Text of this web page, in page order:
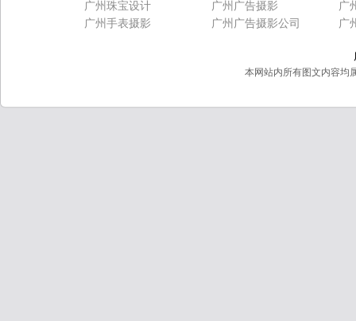
广州珠宝设计
广州广告摄影
广
广州手表摄影
广州广告摄影公司 广
本网站内所有图文内容